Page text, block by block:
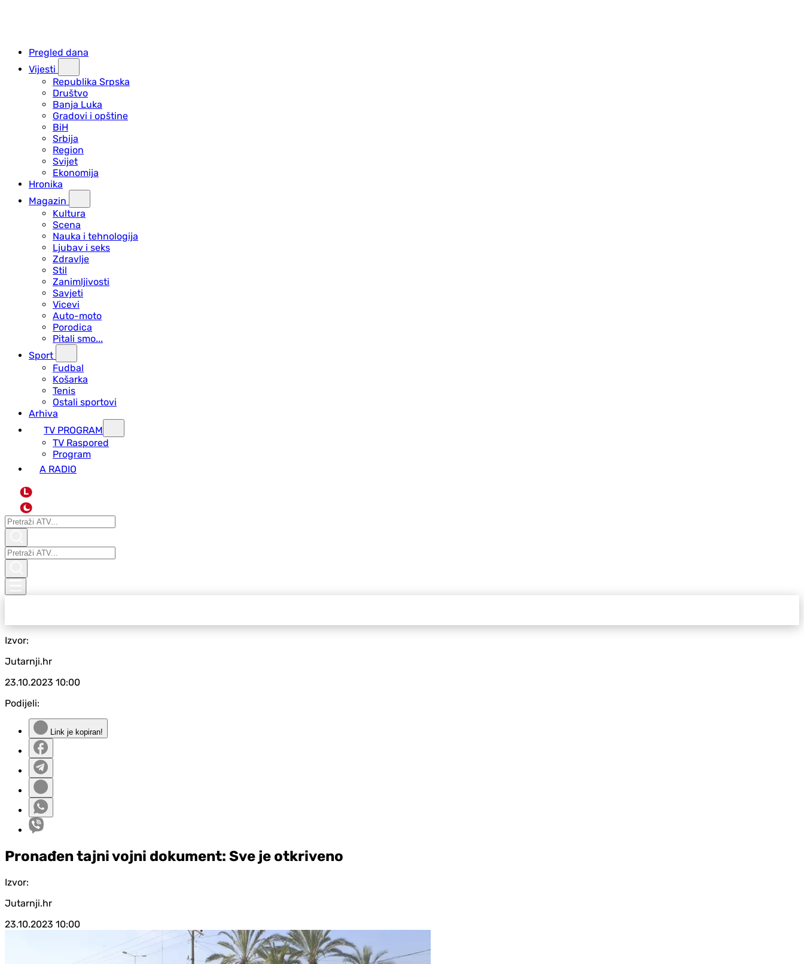
Pregled dana
Vijesti
Republika Srpska
Društvo
Banja Luka
Gradovi i opštine
BiH
Srbija
Region
Svijet
Ekonomija
Hronika
Magazin
Kultura
Scena
Nauka i tehnologija
Ljubav i seks
Zdravlje
Stil
Zanimljivosti
Savjeti
Vicevi
Auto-moto
Porodica
Pitali smo...
Sport
Fudbal
Košarka
Tenis
Ostali sportovi
Arhiva
TV PROGRAM
ТV Raspored
Program
A RADIO
L
Izvor:
Jutarnji.hr
23.10.2023 10:00
Podijeli:
Link je kopiran!
Pronađen tajni vojni dokument: Sve je otkriveno
Izvor:
Jutarnji.hr
23.10.2023 10:00